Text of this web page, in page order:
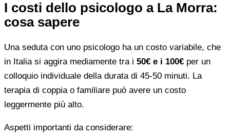
I costi dello psicologo a La Morra:
cosa sapere
Una seduta con uno psicologo ha un costo variabile, che
in Italia si aggira mediamente tra i 50€ e i 100€ per un
colloquio individuale della durata di 45-50 minuti. La
terapia di coppia o familiare può avere un costo
leggermente più alto.
Aspetti importanti da considerare: